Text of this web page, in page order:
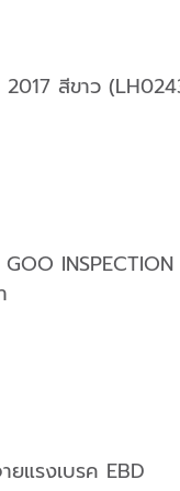
สีขาว
INSPECTION
ยแรงเบรค EBD